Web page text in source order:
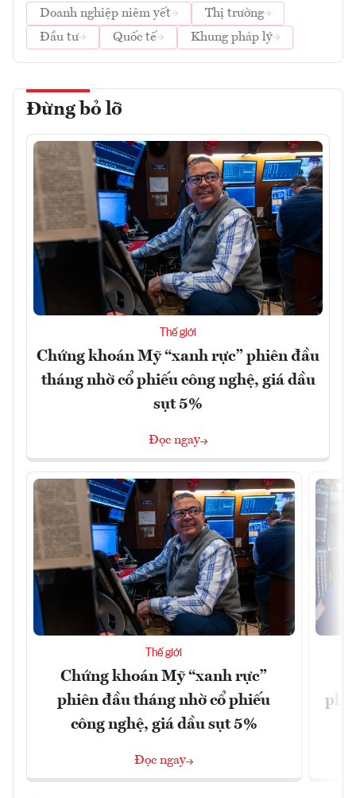
Doanh nghiệp niêm yết
Thị trường
Đầu tư
Quốc tế Khung pháp lý
Đừng bỏ lỡ
Thế giới
Chứng khoán Mỹ “xanh rực” phiên đầu
tháng nhờ cổ phiếu công nghệ, giá dầu
sụt 5%
Đọc ngay
Thế giới
Chứng khoán Mỹ “xanh rực”
phiên đầu tháng nhờ cổ phiếu
công nghệ, giá dầu sụt 5%
Đọc ngay